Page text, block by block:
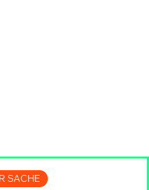
SACHE